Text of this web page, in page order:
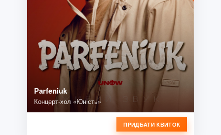
Parfeniuk
Концерт-хол «Юність»
ПРИДБАТИ КВИТОК